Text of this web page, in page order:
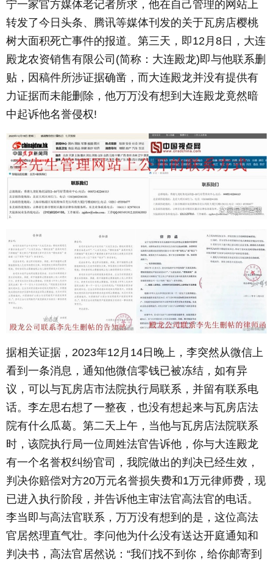
宁一家官方媒体老记者所求，他在自己管理的网站上
转发了今日头条、腾讯等媒体刊发的关于瓦房店樱桃
树大面积死亡事件的报道。第三天，即12月8日，大连
殿龙农资销售有限公司(简称：大连殿龙)即与他联系删
贴，因稿件所涉证据确凿，而大连殿龙并没有提供有
力证据而未能删除，他万万没有想到大连殿龙竟然暗
中起诉他名誉侵权!
据相关证据，2023年12月14日晚上，李突然从微信上
看到一条消息，通知他微信零钱已被冻结，如有异
议，可以与瓦房店市法院执行局联系，并留有联系电
话。李左思右想了一整夜，也没有想起来与瓦房店法
院有什么瓜葛。第二天上午，当他与瓦房店法院联系
时，该院执行局一位周姓法官告诉他，你与大连殿龙
有一个名誉权纠纷官司，我院做出的判决已经生效，
判决你赔偿对方20万元名誉损失费和1万元律师费，现
已进入执行阶段，并告诉他主审法官高法官的电话。
李当即与高法官联系，万万没有想到的是，这位高法
官居然理直气壮。李问他为什么没有送达开庭通知和
判决书，高法官居然说：“我们找不到你，给你邮寄到